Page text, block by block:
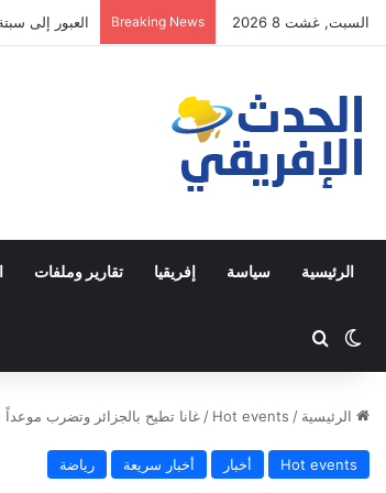
السبت, غشت 8 2026 Breaking News مصطفى لخصم
الرئيسية سياسة إفريقيا تقارير وملفات
Switch skin
ابحث عن
الرئيسية /
Hot events
/ غانا تطيح بالجزائر وتضرب
Hot events أخبار أخبار سريعة رياضة